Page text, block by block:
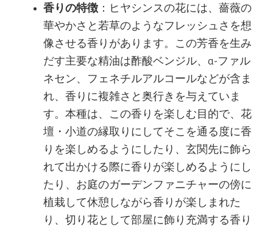
香りの特徴 ：ヒヤシンスの花には、薔薇の
華やかさと若草のようなフレッシュさを想
像させる香りがあります。この芳香を生み
だす主要な精油は酢酸ベンジル、α-ファル
ネセン、フェネチルアルコールなどが含ま
れ、香りに複雑さと奥行きを与えていま
す。本種は、この香りを楽しむ目的で、花
壇・小道の縁取りにしてそこを通る度に香
りを楽しめるようにしたり、玄関先に飾ら
れて出かける際に香りが楽しめるようにし
たり、お庭のガーデンファニチャーの傍に
植栽して休憩しながら香りが楽しまれた
り、切り花として部屋に飾り充満する香り